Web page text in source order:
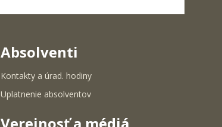
Absolventi
Kontakty a úrad. hodiny
Uplatnenie absolventov